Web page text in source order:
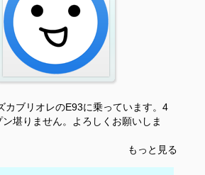
カブリオレのE93に乗っています。4
堪りません。よろしくお願いしま
もっと見る